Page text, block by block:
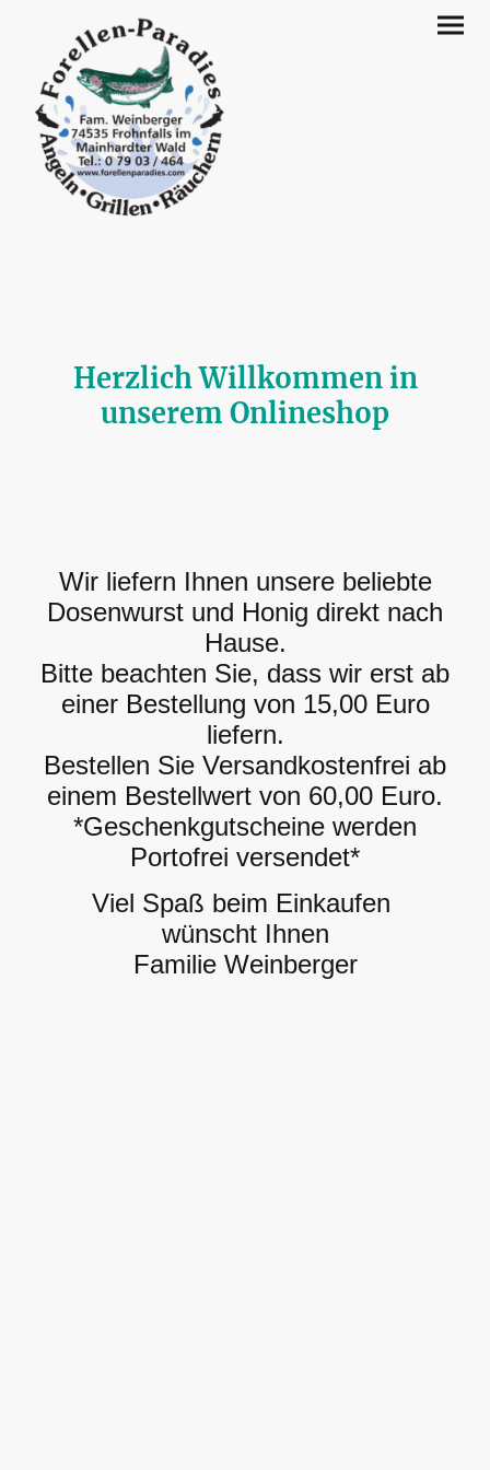
Herzlich Willkommen in
unserem Onlineshop
Wir liefern Ihnen unsere beliebte
Dosenwurst und Honig direkt nach
Hause.
Bitte beachten Sie, dass wir erst ab
einer Bestellung von 15,00 Euro
liefern.
Bestellen Sie Versandkostenfrei ab
einem Bestellwert von 60,00 Euro.
*Geschenkgutscheine werden
Portofrei versendet*
Viel Spaß beim Einkaufen
wünscht Ihnen
Familie Weinberger